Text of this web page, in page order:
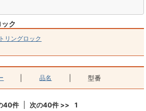
ク
リングロック
品名 型番
40件 次の40件 >> 1